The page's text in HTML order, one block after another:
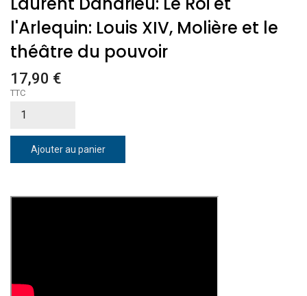
l'Arlequin: Louis XIV, Molière et le
théâtre du pouvoir
17,90 €
TTC
Ajouter au panier